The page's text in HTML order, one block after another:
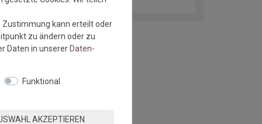
Zustimmung kann erteilt oder
zu ändern oder zu
Daten in unsererDaten­
Funktional
AKZEPTIEREN